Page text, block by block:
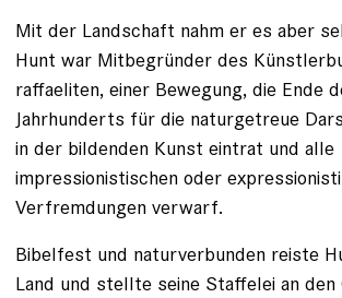
Mit der Landschaft nahm er es aber
Hunt war Mitbegründer des
raffaeliten, einer Bewegung, die Ende
Jahrhunderts für die naturgetreue
in der bildenden Kunst eintrat und alle
impressionistischen oder
Verfremdungen verwarf. ­
Bibelfest und naturverbunden reiste
Land und stellte ­seine Staffelei an